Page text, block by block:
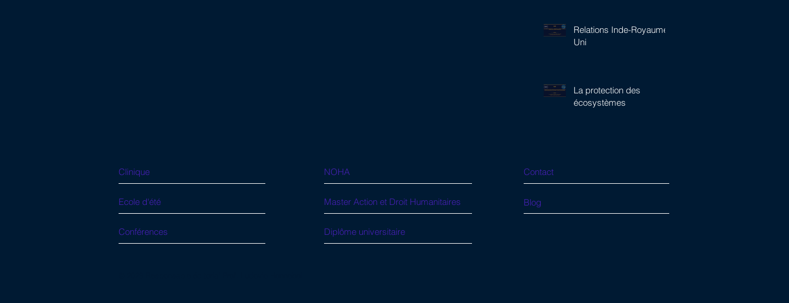
Relations Inde-Royaume
Uni
La protection des
écosystèmes
Clinique
Ecole d'été
Conférences
NOHA
Master Action et Droit Humanitaires
Contact
Blog
Diplôme universitaire